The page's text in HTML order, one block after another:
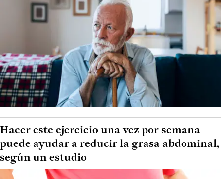
Hacer este ejercicio una vez por semana
puede ayudar a reducir la grasa abdominal,
según un estudio